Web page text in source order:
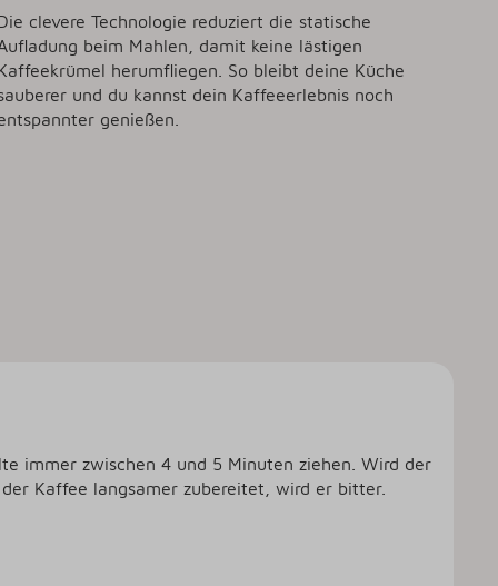
clevere Technologie reduziert die statische
beim Mahlen, damit keine lästigen
herumfliegen. So bleibt deine Küche
und du kannst dein Kaffeeerlebnis noch
genießen.
immer zwischen 4 und 5 Minuten ziehen. Wird der
Kaffee langsamer zubereitet, wird er bitter.